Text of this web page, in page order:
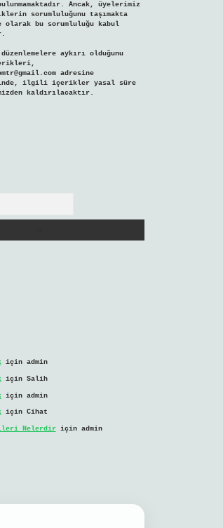
Ancak, üyelerimiz
sorumluluğunu taşımakta
bu sorumluluğu kabul
aykırı olduğunu
adresine
ilgili içerikler yasal süre
kaldırılacaktır.
için admin
için Salih
için admin
için Cihat
Nelerdiriçin admin